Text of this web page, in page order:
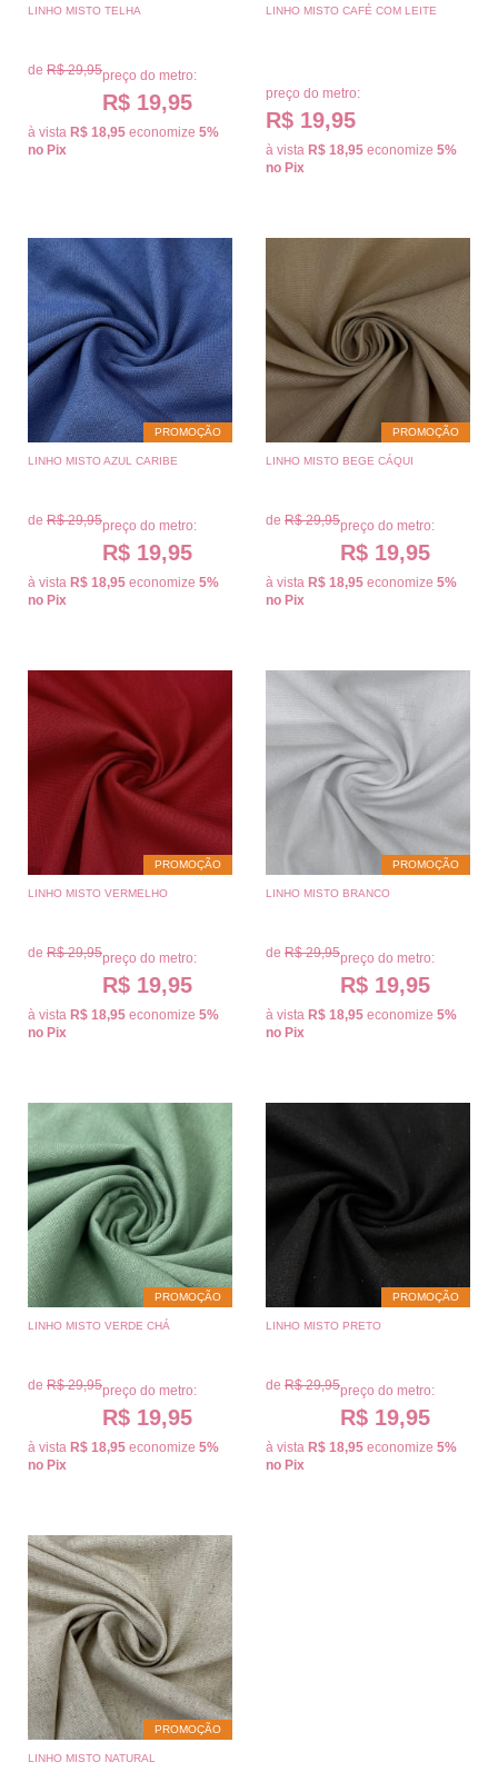
LINHO MISTO TELHA
de R$ 29,95preço do metro:
R$ 19,95
à vista R$ 18,95 economize 5%
no Pix
LINHO MISTO CAFÉ COM LEITE
preço do metro:
R$ 19,95
à vista R$ 18,95 economize 5%
no Pix
PROMOÇÃO
LINHO MISTO AZUL CARIBE
de R$ 29,95preço do metro:
R$ 19,95
à vista R$ 18,95 economize 5%
no Pix
PROMOÇÃO
LINHO MISTO BEGE CÁQUI
de R$ 29,95preço do metro:
R$ 19,95
à vista R$ 18,95 economize 5%
no Pix
PROMOÇÃO
LINHO MISTO VERMELHO
de R$ 29,95preço do metro:
R$ 19,95
à vista R$ 18,95 economize 5%
no Pix
PROMOÇÃO
LINHO MISTO BRANCO
de R$ 29,95preço do metro:
R$ 19,95
à vista R$ 18,95 economize 5%
no Pix
PROMOÇÃO
LINHO MISTO VERDE CHÁ
de R$ 29,95preço do metro:
R$ 19,95
à vista R$ 18,95 economize 5%
no Pix
PROMOÇÃO
LINHO MISTO PRETO
de R$ 29,95preço do metro:
R$ 19,95
à vista R$ 18,95 economize 5%
no Pix
PROMOÇÃO
LINHO MISTO NATURAL